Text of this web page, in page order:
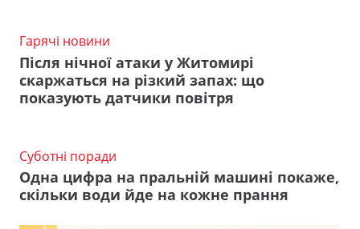
Гарячі новини
Після нічної атаки у Житомирі
скаржаться на різкий запах: що
показують датчики повітря
Суботні поради
Одна цифра на пральній машині покаже,
скільки води йде на кожне прання